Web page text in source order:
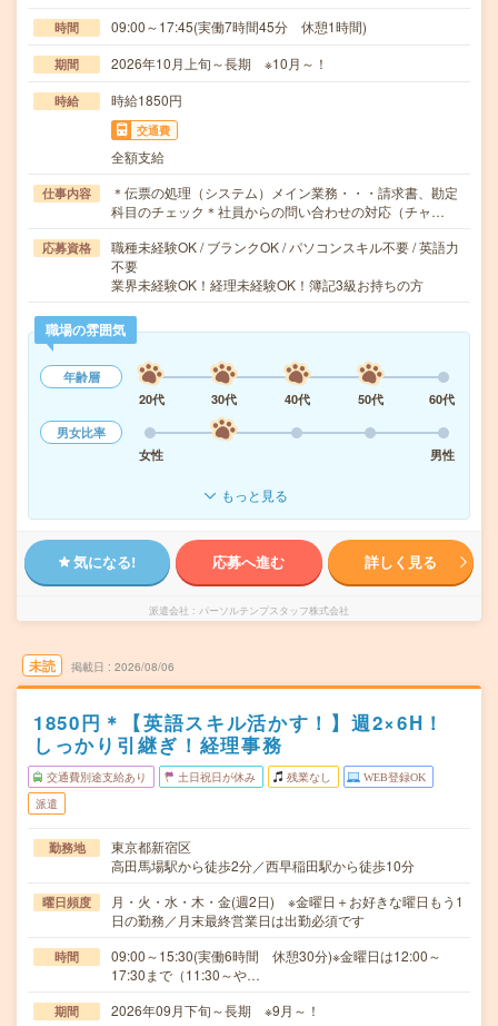
時間 09:00～17:45(実働7時間45分 休憩1時間)
期間 2026年10月上旬～長期 ※10月～！
時給 時給1850円
交通費
全額支給
仕事内容
＊伝票の処理（システム）メイン業務・・・請求書、勘定
科目のチェック＊社員からの問い合わせの対応（チャ…
応募資格
職種未経験OK / ブランクOK / パソコンスキル不要 / 英語力
不要
業界未経験OK！経理未経験OK！簿記3級お持ちの方
職場の雰囲気
年齢層
20代
30代 40代 50代
60代
男女比率
女性
男性
もっと見る
気になる! 応募へ進む 詳しく見る
派遣会社 パーソルテンプスタッフ株式会社
未読 掲載日 2026/08/06
1850円＊【英語スキル活かす！】週2×6H！
しっかり引継ぎ！経理事務
交通費別途支給あり 土日祝日が休み 残業なし WEB登録OK
派遣
勤務地
東京都新宿区
高田馬場駅から徒歩2分／西早稲田駅から徒歩10分
曜日頻度
月・火・水・木・金(週2日) ※金曜日＋お好きな曜日もう1
日の勤務／月末最終営業日は出勤必須です
時間
09:00～15:30(実働6時間 休憩30分)※金曜日は12:00～
17:30まで（11:30～や…
期間 2026年09月下旬～長期 ※9月～！